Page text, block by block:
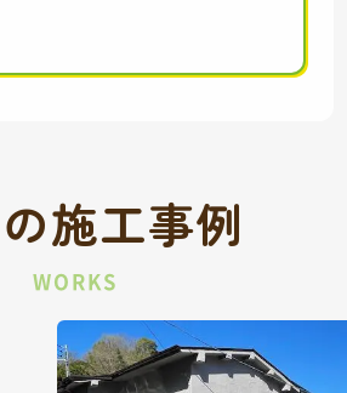
の施工事例
WORKS